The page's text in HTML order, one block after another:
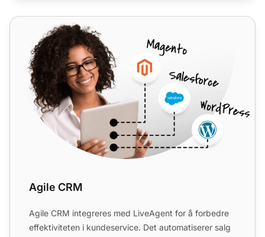
Agile CRM
Agile CRM
Agile CRM integreres med LiveAgent for å forbedre
effektiviteten i kundeservice. Det automatiserer salg